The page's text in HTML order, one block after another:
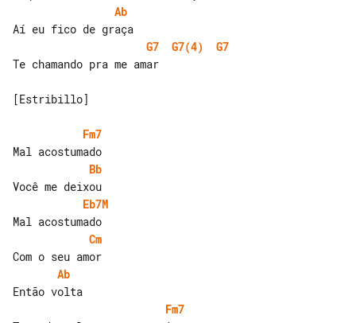
Ab
G7
G7(4)
G7
Te chamando pra me amar
[Estribillo]
Fm7
Bb
Eb7M
Cm
Ab
Fm7